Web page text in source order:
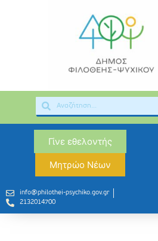
Γίνε εθελοντής
Μητρώο Νέων
info@philothei-psychiko.gov.gr
2132014700